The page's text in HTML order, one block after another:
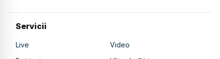
Servicii
Live
Video